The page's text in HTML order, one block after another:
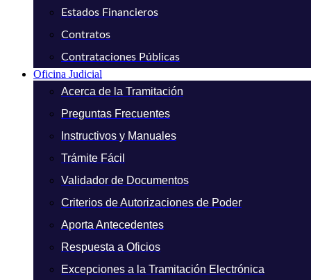
Estados Financieros
Contratos
Contrataciones Públicas
Oficina Judicial
Acerca de la Tramitación
Preguntas Frecuentes
Instructivos y Manuales
Trámite Fácil
Validador de Documentos
Criterios de Autorizaciones de Poder
Aporta Antecedentes
Respuesta a Oficios
Excepciones a la Tramitación Electrónica